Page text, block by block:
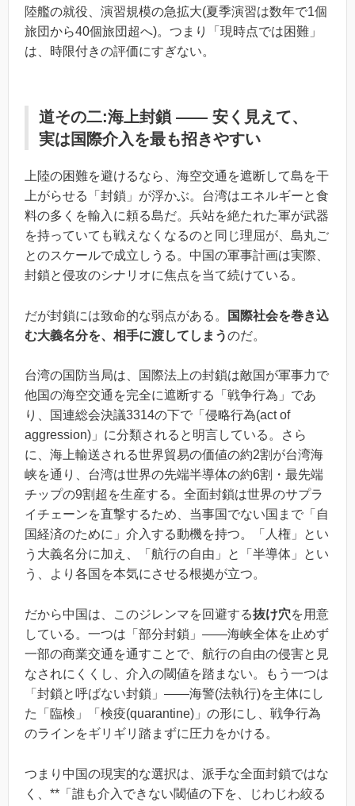
陸艦の就役、演習規模の急拡大(夏季演習は数年で1個
旅団から40個旅団超へ)。つまり「現時点では困難」
は、時限付きの評価にすぎない。
道その二:海上封鎖 ―― 安く見えて、
実は国際介入を最も招きやすい
上陸の困難を避けるなら、海空交通を遮断して島を干
上がらせる「封鎖」が浮かぶ。台湾はエネルギーと食
料の多くを輸入に頼る島だ。兵站を絶たれた軍が武器
を持っていても戦えなくなるのと同じ理屈が、島丸ご
とのスケールで成立しうる。中国の軍事計画は実際、
封鎖と侵攻のシナリオに焦点を当て続けている。
だが封鎖には致命的な弱点がある。
国際社会を巻き込
む大義名分を、相手に渡してしまうのだ。
台湾の国防当局は、国際法上の封鎖は敵国が軍事力で
他国の海空交通を完全に遮断する「戦争行為」であ
り、国連総会決議3314の下で「侵略行為(act of
aggression)」に分類されると明言している。さら
に、海上輸送される世界貿易の価値の約2割が台湾海
峡を通り、台湾は世界の先端半導体の約6割・最先端
チップの9割超を生産する。全面封鎖は世界のサプラ
イチェーンを直撃するため、当事国でない国まで「自
国経済のために」介入する動機を持つ。「人権」とい
う大義名分に加え、「航行の自由」と「半導体」とい
う、より各国を本気にさせる根拠が立つ。
だから中国は、このジレンマを回避する抜け穴を用意
している。一つは「部分封鎖」――海峡全体を止めず
一部の商業交通を通すことで、航行の自由の侵害と見
なされにくくし、介入の閾値を踏まない。もう一つは
「封鎖と呼ばない封鎖」――海警(法執行)を主体にし
た「臨検」「検疫(quarantine)」の形にし、戦争行為
のラインをギリギリ踏まずに圧力をかける。
つまり中国の現実的な選択は、派手な全面封鎖ではな
く、**「誰も介入できない閾値の下を、じわじわ絞る